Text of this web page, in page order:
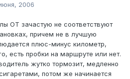
2006
ОТ зачастую не соответствуют
причем не в лучшую
плюс-минус километр,
есть пробки на маршруте или нет.
жутко тормозит, медленно
потом же начинается